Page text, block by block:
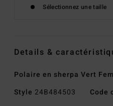
Sélectionnez une taille
Details &
Polaire en sherpa Vert
Style 24B484503 Code